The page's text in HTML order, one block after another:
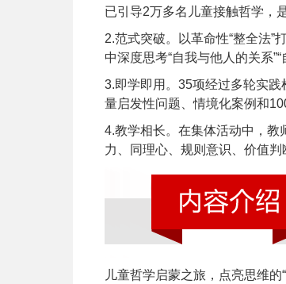
已引导2万多名儿童接触哲学，
2.范式突破。以革命性“整全法
中深度思考“自我与他人的关系
3.即学即用。35项经过多轮实
量启发性问题、情境化案例和
4.教学相长。在集体活动中，
力、同理心、规则意识、价值判
儿童哲学启蒙之旅，点亮思维的